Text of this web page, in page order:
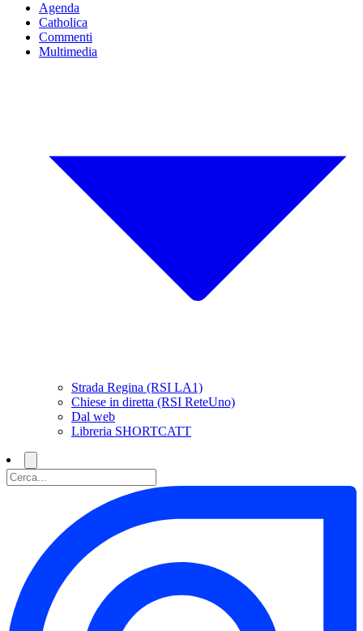
Agenda
Catholica
Commenti
Multimedia
Strada Regina (RSI LA1)
Chiese in diretta (RSI ReteUno)
Dal web
Libreria SHORTCATT